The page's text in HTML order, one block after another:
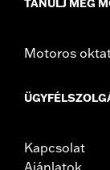
TANULJ MEG
Motoros
Kapcsolat
Ajánlatok